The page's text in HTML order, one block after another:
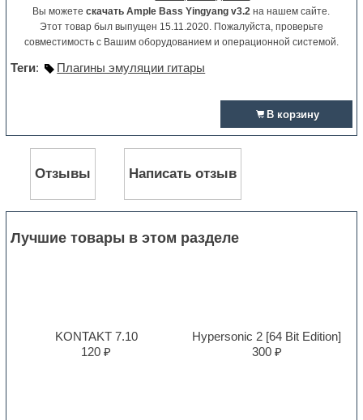
Вы можетескачать Ample Bass Yingyang v3.2 на нашем сайте.
Этот товар был выпущен 15.11.2020. Пожалуйста, проверьте
совместимость с Вашим оборудованием и операционной системой.
Теги: Плагины эмуляции гитары
В корзину
Отзывы Написать отзыв
Лучшие товары в этом разделе
KONTAKT 7.10
120 ₽
Hypersonic 2 [64 Bit Edition]
300 ₽